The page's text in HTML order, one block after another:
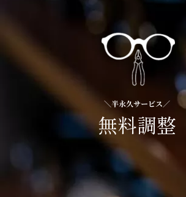
＼半永久サービス／
無料調整